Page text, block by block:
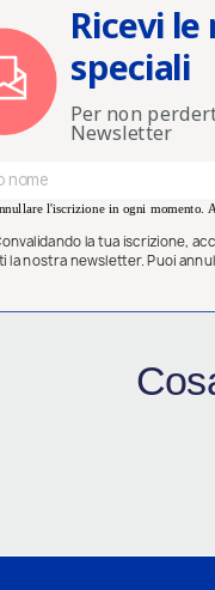
Ricevi
speciali
Per non
Newsletter
l'iscrizione in ogni momento.
la tua iscrizione,
la nostra newsletter. Puoi